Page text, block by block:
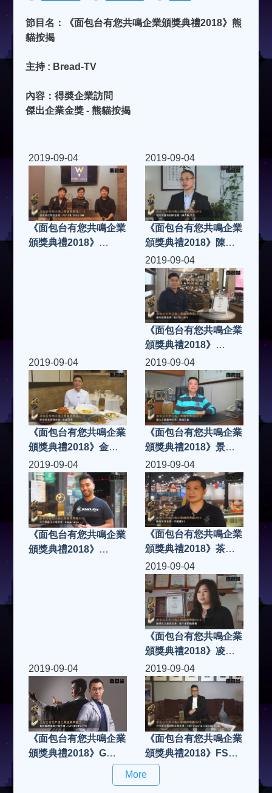
節目名：《面包台有您共鳴企業頒獎典禮2018》熊
貓按揭
主持 : Bread-TV
內容：得奬企業訪問
傑出企業金獎 - 熊貓按揭
2019-09-04
《面包台有您共鳴企業
頒獎典禮2018》
2019-09-04
《面包台有您共鳴企業
頒獎典禮2018》陳克
煥 先生
2019-09-04
《面包台有您共鳴企業
頒獎典禮2018》
ELITE HAIR
2019-09-04
《面包台有您共鳴企業
頒獎典禮2018》金豪
酒家
2019-09-04
《面包台有您共鳴企業
頒獎典禮2018》景緻
找換
2019-09-04
《面包台有您共鳴企業
頒獎典禮2018》
2019-09-04
《面包台有您共鳴企業
頒獎典禮2018》茶餐
廳2.0
2019-09-04
《面包台有您共鳴企業
頒獎典禮2018》凌市
場策略集團
2019-09-04
《面包台有您共鳴企業
頒獎典禮2018》G
2019-09-04
《面包台有您共鳴企業
頒獎典禮2018》FSC
Showflat Consultant
Ltd
More